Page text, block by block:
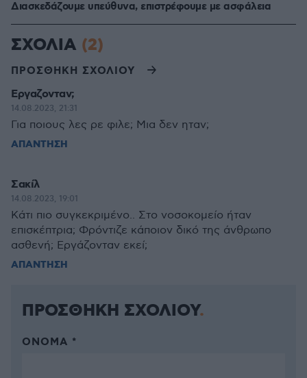
Διασκεδάζουμε υπεύθυνα, επιστρέφουμε με ασφάλεια
ΣΧΟΛΙΑ (2)
ΠΡΟΣΘΗΚΗ ΣΧΟΛΙΟΥ
Εργαζονταν;
14.08.2023, 21:31
Για ποιους λες ρε φιλε; Μια δεν ηταν;
ΑΠΑΝΤΗΣΗ
Σακίλ
14.08.2023, 19:01
Κάτι πιο συγκεκριμένο.. Στο νοσοκομείο ήταν
επισκέπτρια; Φρόντιζε κάποιον δικό της άνθρωπο
ασθενή; Εργάζονταν εκεί;
ΑΠΑΝΤΗΣΗ
ΠΡΟΣΘΗΚΗ ΣΧΟΛΙΟΥ
ΌΝΟΜΑ *